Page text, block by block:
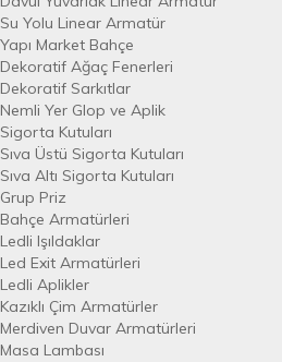
Su Yolu Linear Armatür
Yapı Market Bahçe
Dekoratif Ağaç Fenerleri
Dekoratif Sarkıtlar
Nemli Yer Glop ve Aplik
Sigorta Kutuları
Sıva Üstü Sigorta Kutuları
Sıva Altı Sigorta Kutuları
Grup Priz
Bahçe Armatürleri
Ledli Işıldaklar
Led Exit Armatürleri
Ledli Aplikler
Kazıklı Çim Armatürler
Merdiven Duvar Armatürleri
Masa Lambası